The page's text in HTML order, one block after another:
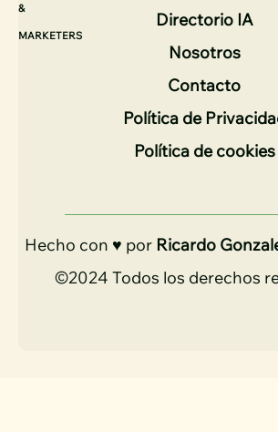
&
MARKETERS
Directorio IA
Nosotros
Contacto
Política de
Política de cookies
Hecho con ♥ por Ricardo
©2024 Todos los derechos